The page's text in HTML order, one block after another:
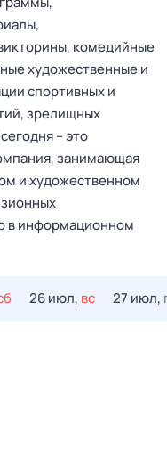
комедийные
художественные и
спортивных и
зрелищных
– это
занимающая
и художественном
в информационном
26 июл, вс 27 июл,